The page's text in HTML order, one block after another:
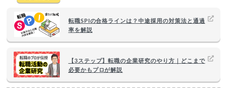
転職SPIの合格ラインは？中途採用の対策法と通過
率を解説
【3ステップ】転職の企業研究のやり方｜どこまで
必要かもプロが解説